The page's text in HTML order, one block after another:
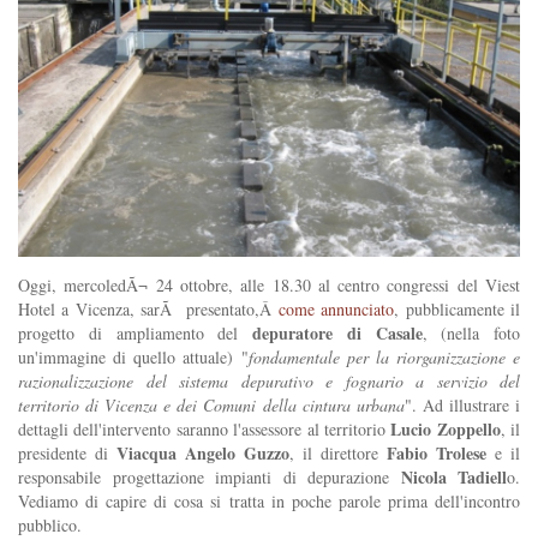
Oggi, mercoledÃ¬ 24 ottobre, alle 18.30 al centro congressi del Viest
Hotel a Vicenza, sarÃ presentato,Â come annunciato, pubblicamente il
progetto di ampliamento del depuratore di Casale, (nella foto
un'immagine di quello attuale) "fondamentale per la riorganizzazione e
razionalizzazione del sistema depurativo e fognario a servizio del
territorio di Vicenza e dei Comuni della cintura urbana". Ad illustrare i
dettagli dell'intervento saranno l'assessore al territorioLucio Zoppello, il
presidente di Viacqua Angelo Guzzo, il direttore Fabio Trolese e il
responsabile progettazione impianti di depurazione Nicola Tadiello.
Vediamo di capire di cosa si tratta in poche parole prima dell'incontro
pubblico.